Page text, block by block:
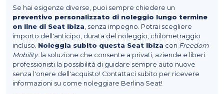
Se hai esigenze diverse, puoi sempre chiedere un
preventivo personalizzato di noleggio lungo termine
on line di Seat Ibiza , senza impegno. Potrai scegliere
importo dell'anticipo, durata del noleggio, chilometraggio
incluso. Noleggia subito questa Seat Ibiza con Freedom
Mobility: la soluzione che consente a privati, aziende e liberi
professionisti la possibilità di guidare sempre auto nuove
senza l'onere dell'acquisto! Contattaci subito per ricevere
informazioni su come noleggiare Berlina Seat!